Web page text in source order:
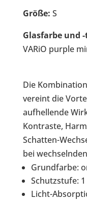
Größe: S
Glasfarbe und
VARiO purple
Die
vereint die
aufhellende
Kontraste,
Schatten-
bei
Grundfarbe:
Schutzstufe:
Licht-